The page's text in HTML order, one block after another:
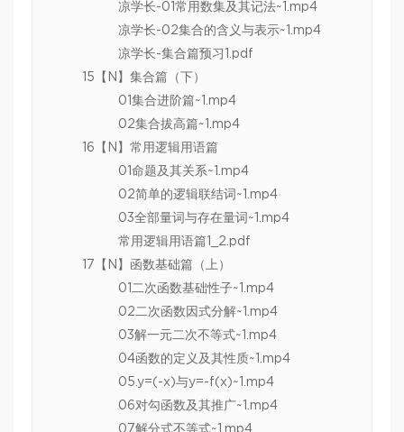
凉学长-01常用数集及其记法~1.mp4
凉学长-02集合的含义与表示~1.mp4
凉学长-集合篇预习1.pdf
15【N】集合篇（下）
01集合进阶篇~1.mp4
02集合拔高篇~1.mp4
16【N】常用逻辑用语篇
01命题及其关系~1.mp4
02简单的逻辑联结词~1.mp4
03全部量词与存在量词~1.mp4
常用逻辑用语篇1_2.pdf
17【N】函数基础篇（上）
01二次函数基础性子~1.mp4
02二次函数因式分解~1.mp4
03解一元二次不等式~1.mp4
04函数的定义及其性质~1.mp4
05.y=(-x)与y=-f(x)~1.mp4
06对勾函数及其推广~1.mp4
07解分式不等式~1.mp4